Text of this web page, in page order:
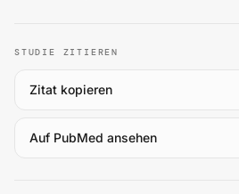
STUDIE ZITIEREN
Zitat kopieren
Auf PubMed ansehen(